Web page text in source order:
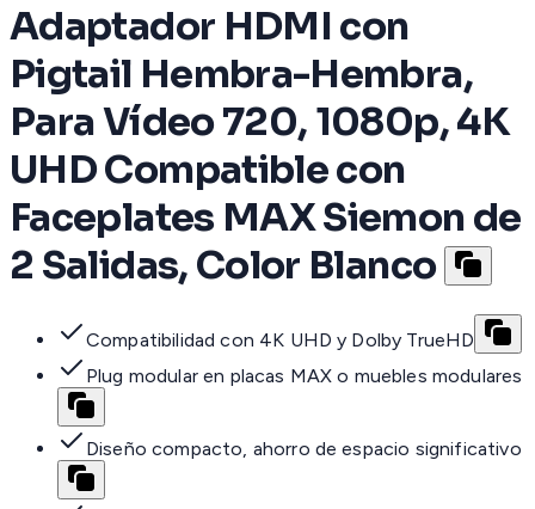
Adaptador HDMI con
Pigtail Hembra-Hembra,
Para Vídeo 720, 1080p, 4K
UHD Compatible con
Faceplates MAX Siemon de
2 Salidas, Color Blanco
Compatibilidad con 4K UHD y Dolby TrueHD
Plug modular en placas MAX o muebles modulares
Diseño compacto, ahorro de espacio significativo